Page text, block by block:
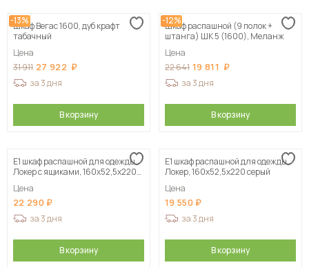
Сначала дорогие
-13%
Шкаф Вегас 1600, дуб крафт
табачный
Цена
31 911 27 922
за 3 дня
В корзину
-12%
Шкаф распашной (9 полок +
штанга) ШК 5 (1600), Меланж
Цена
22 641 19 811
за 3 дня
В корзину
Е1 шкаф распашной для одежды
Локер с ящиками, 160х52,5х220
Цена
22 290
за 3 дня
В корзину
Е1 шкаф распашной для одежды
Локер, 160х52,5х220 серый
Цена
19 550
за 3 дня
В корзину